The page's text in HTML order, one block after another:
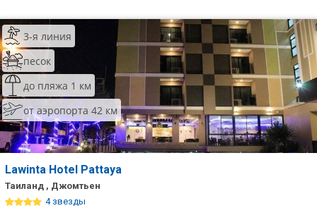
3-я линия
песок
до пляжа 1 км
от аэропорта 42 км
Lawinta Hotel Pattaya
Таиланд , Джомтьен
4 звезды